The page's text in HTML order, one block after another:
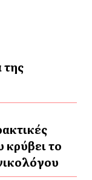
της
κρύβει το